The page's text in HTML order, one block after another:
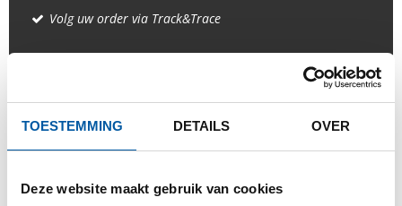
TOESTEMMING DETAILS OVER
Deze website maakt gebruik van cookies
Volg uw order via Track&Trace
PRODUCT
PRODUCT OMSCHRIJVING